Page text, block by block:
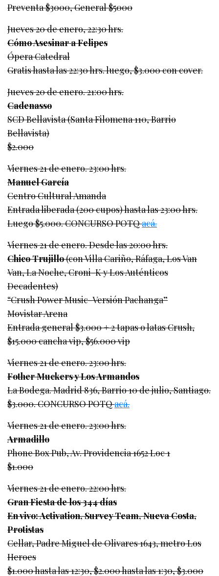
Preventa $3000, General $5000
Jueves 20 de enero, 22:30 hrs.
Cómo Asesinar a Felipes
Ópera Catedral
Gratis hasta las 22:30 hrs. luego, $3.000 con cover.
Jueves 20 de enero. 21:00 hrs.
Cadenasso
SCD Bellavista (Santa Filomena 110, Barrio
Bellavista)
$2.000
Viernes 21 de enero. 23:00 hrs.
Manuel García
Centro Cultural Amanda
Entrada liberada (200 cupos) hasta las 23:00 hrs.
Luego $5.000. CONCURSO POTQacá.
Viernes 21 de enero. Desde las 20:00 hrs.
Chico Trujillo(con Villa Cariño, Ráfaga, Los Van
Van, La Noche, Croni-K y Los Auténticos
Decadentes)
“Crush Power Music-Versión Pachanga”
Movistar Arena
Entrada general $3.000 + 2 tapas o latas Crush,
$15.000 cancha vip, $56.000 vip
Viernes 21 de enero. 23:00 hrs.
Fother Muckers y Los Armandos
La Bodega. Madrid 836, Barrio 10 de julio, Santiago.
$3.000. CONCURSO POTQacá.
Viernes 21 de enero. 23:00 hrs.
Armadillo
Phone Box Pub, Av. Providencia 1652 Loc 1
$1.000
Viernes 21 de enero. 22:00 hrs.
Gran Fiesta de los 344 días
En vivo: Activation, Survey Team, Nueva Costa,
Protistas
Cellar, Padre Miguel de Olivares 1643, metro Los
Heroes
$1.000 hasta las 12:30, $2.000 hasta las 1:30, $3.000